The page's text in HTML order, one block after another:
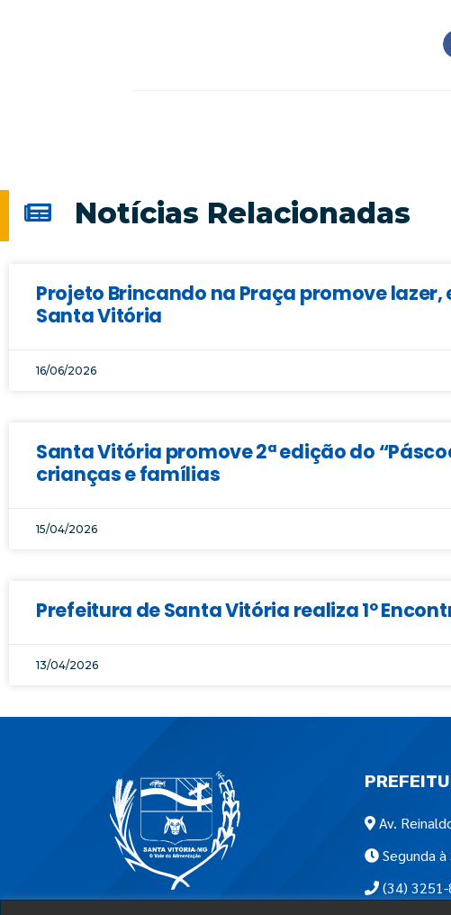
Notícias Relacionadas
Projeto Brincando na Praça promove
Santa Vitória
16/06/2026
Santa Vitória promove 2ª edição do
crianças e famílias
15/04/2026
Prefeitura de Santa Vitória realiza 1º
13/04/2026
Av.
Segunda à
(34) 3251-